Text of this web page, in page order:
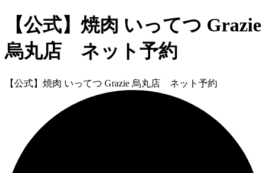
【公式】焼肉 いってつ Grazie
烏丸店 ネット予約
【公式】焼肉 いってつ Grazie 烏丸店 ネット予約